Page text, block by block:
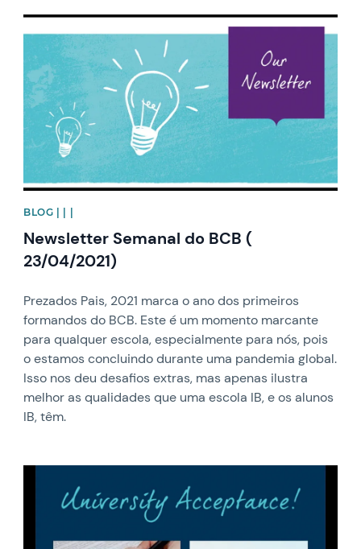
News image
BLOG | | |
Newsletter Semanal do BCB (
23/04/2021)
Prezados Pais, 2021 marca o ano dos primeiros
formandos do BCB. Este é um momento marcante
para qualquer escola, especialmente para nós, pois
o estamos concluindo durante uma pandemia global.
Isso nos deu desafios extras, mas apenas ilustra
melhor as qualidades que uma escola IB, e os alunos
IB, têm.